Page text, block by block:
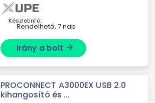
mélyhangsugárzóval.
Csatlakoztasson bármely eszközt a
Készletinfó:
Rendelhető, 7 nap
Irány a bolt arrow_forward
PROCONNECT A3000EX USB 2.0
kihangosító és ...